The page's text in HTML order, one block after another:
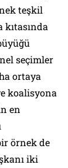
teşkil
seçimler
ortaya
koalisyona
en
örnek de
iki